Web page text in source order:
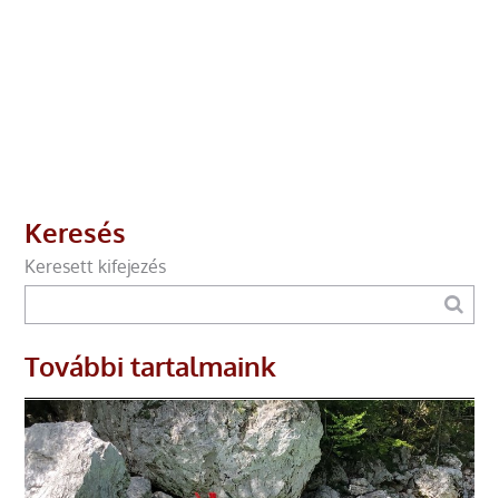
Keresés
Keresett kifejezés
További tartalmaink